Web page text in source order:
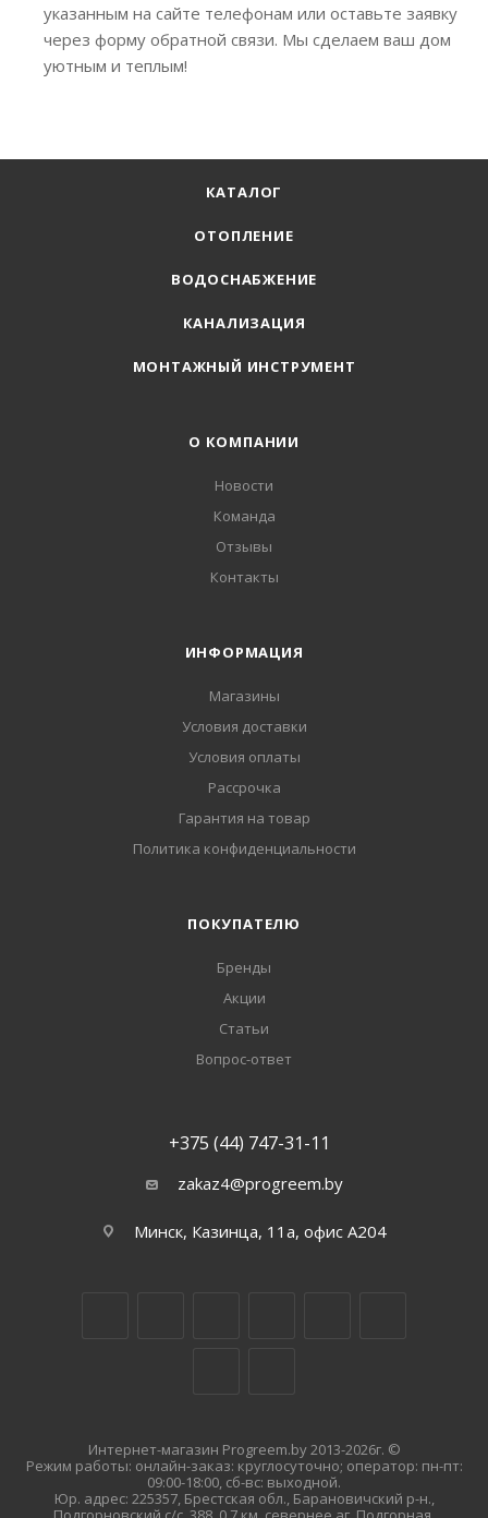
указанным на сайте телефонам или оставьте заявку
через форму обратной связи. Мы сделаем ваш дом
уютным и теплым!
КАТАЛОГ
ОТОПЛЕНИЕ
ВОДОСНАБЖЕНИЕ
КАНАЛИЗАЦИЯ
МОНТАЖНЫЙ ИНСТРУМЕНТ
О КОМПАНИИ
Новости
Команда
Отзывы
Контакты
ИНФОРМАЦИЯ
Магазины
Условия доставки
Условия оплаты
Рассрочка
Гарантия на товар
Политика конфиденциальности
ПОКУПАТЕЛЮ
Бренды
Акции
Статьи
Вопрос-ответ
+375 (44) 747-31-11
zakaz4@progreem.by
Минск, Казинца, 11а, офис А204
Интернет-магазин Progreem.by 2013-2026г. ©
Режим работы: онлайн-заказ: круглосуточно; оператор: пн-пт:
09:00-18:00, сб-вс: выходной.
Юр. адрес: 225357, Брестская обл., Барановичский р-н.,